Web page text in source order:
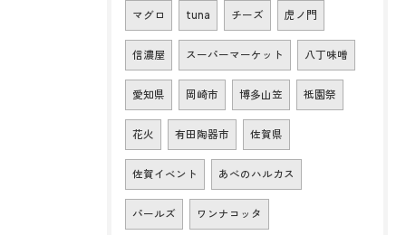
マグロ tuna チーズ 虎ノ門
信濃屋 スーパーマーケット 八丁味噌
愛知県 岡崎市 博多山笠 祇園祭
花火 有田陶器市 佐賀県
佐賀イベント あべのハルカス
パールズ ワンナコッタ